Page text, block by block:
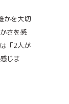
かを大切
さを感
「2人が
じま